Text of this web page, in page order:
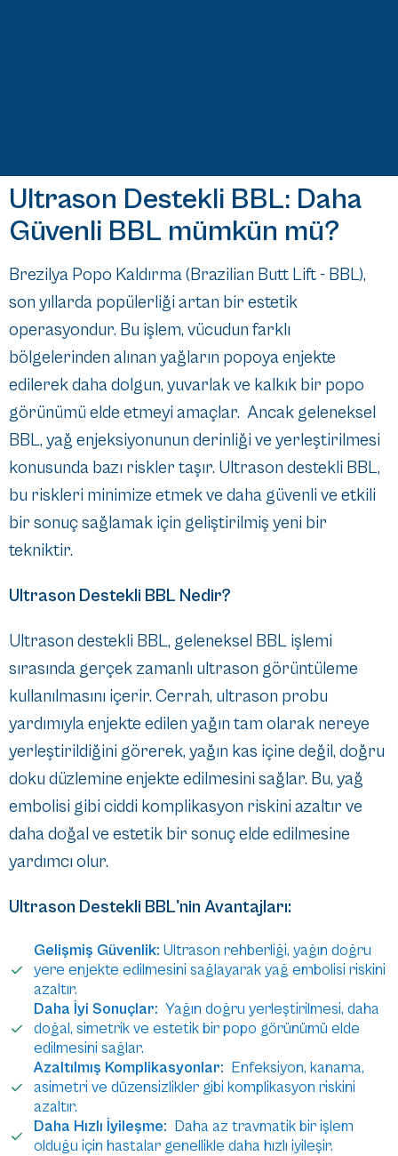
Ultrason Destekli BBL: Daha
Güvenli BBL mümkün mü?
Brezilya Popo Kaldırma (Brazilian Butt Lift - BBL),
son yıllarda popülerliği artan bir estetik
operasyondur. Bu işlem, vücudun farklı
bölgelerinden alınan yağların popoya enjekte
edilerek daha dolgun, yuvarlak ve kalkık bir popo
görünümü elde etmeyi amaçlar. Ancak geleneksel
BBL, yağ enjeksiyonunun derinliği ve yerleştirilmesi
konusunda bazı riskler taşır. Ultrason destekli BBL,
bu riskleri minimize etmek ve daha güvenli ve etkili
bir sonuç sağlamak için geliştirilmiş yeni bir
tekniktir.
Ultrason Destekli BBL Nedir?
Ultrason destekli BBL, geleneksel BBL işlemi
sırasında gerçek zamanlı ultrason görüntüleme
kullanılmasını içerir. Cerrah, ultrason probu
yardımıyla enjekte edilen yağın tam olarak nereye
yerleştirildiğini görerek, yağın kas içine değil, doğru
doku düzlemine enjekte edilmesini sağlar. Bu, yağ
embolisi gibi ciddi komplikasyon riskini azaltır ve
daha doğal ve estetik bir sonuç elde edilmesine
yardımcı olur.
Ultrason Destekli BBL'nin Avantajları:
Gelişmiş Güvenlik: Ultrason rehberliği, yağın doğru
yere enjekte edilmesini sağlayarak yağ embolisi riskini
azaltır.
Daha İyi Sonuçlar: Yağın doğru yerleştirilmesi, daha
doğal, simetrik ve estetik bir popo görünümü elde
edilmesini sağlar.
Azaltılmış Komplikasyonlar: Enfeksiyon, kanama,
asimetri ve düzensizlikler gibi komplikasyon riskini
azaltır.
Daha Hızlı İyileşme: Daha az travmatik bir işlem
olduğu için hastalar genellikle daha hızlı iyileşir.